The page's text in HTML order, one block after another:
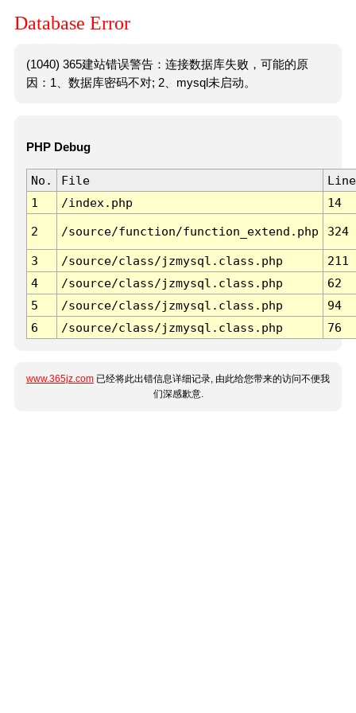
Database Error
(1040) 365建站错误警告：连接数据库失败，可能的原
因：1、数据库密码不对; 2、mysql未启动。
PHP Debug
No. File
Line
1
/index.php 14
2 /source/function/function_extend.php 324
3 /source/class/jzmysql.class.php
211
4
/source/class/jzmysql.class.php
62
5
/source/class/jzmysql.class.php
94
6
/source/class/jzmysql.class.php 76
www.365jz.com 已经将此出错信息详细记录, 由此给您带来的访问不便我
们深感歉意.